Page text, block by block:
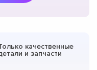
качественные
и запчасти